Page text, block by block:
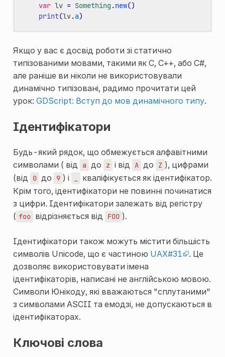
var lv = Something.new()
print(lv.a)
Якщо у вас є досвід роботи зі статично
типізованими мовами, такими як C, C++, або C#,
але раніше ви ніколи не використовували
динамічно типізовані, радимо прочитати цей
урок: GDScript: Вступ до мов динамічного типу.
Ідентифікатори
Будь-який рядок, що обмежується алфавітними
символами ( від
a до z і від A до Z ), цифрами
(від
0 до 9 ) і
кваліфікується як ідентифікатор.
Крім того, ідентифікатори не повинні починатися
з цифри. Ідентифікатори залежать від регістру
( foo відрізняється від FOO ).
Ідентифікатори також можуть містити більшість
символів Unicode, що є частиною UAX#31
. Це
дозволяє використовувати імена
ідентифікаторів, написані не англійською мовою.
Символи Юнікоду, які вважаються "сплутаними"
з символами ASCII та емодзі, не допускаються в
ідентифікаторах.
Ключові слова